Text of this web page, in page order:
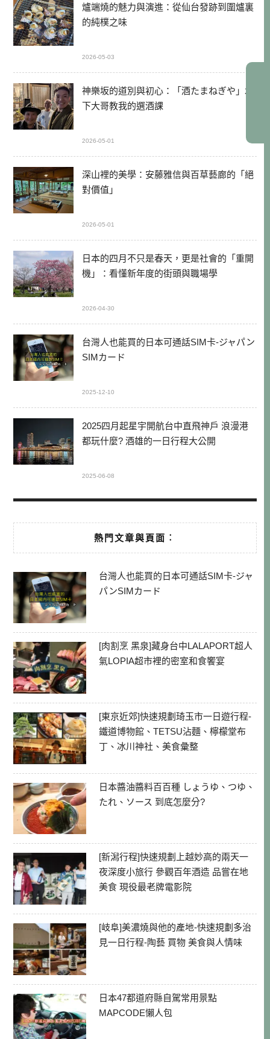
爐端燒的魅力與演進：從仙台發跡到圍爐裏
的純樸之味
2026-05-03
神樂坂的道別與初心：「酒たまねぎや」木
下大哥教我的選酒課
2026-05-01
深山裡的美學：安藤雅信與百草藝廊的「絕
對價值」
2026-05-01
日本的四月不只是春天，更是社會的「重開
機」：看懂新年度的街頭與職場學
2026-04-30
台灣人也能買的日本可通話SIM卡-ジャパン
SIMカード
2025-12-10
2025四月起星宇開航台中直飛神戶 浪漫港
都玩什麼? 酒雄的一日行程大公開
2025-06-08
熱門文章與頁面︰
台灣人也能買的日本可通話SIM卡-ジャ
パンSIMカード
[肉割烹 黑泉]藏身台中LALAPORT超人
氣LOPIA超市裡的密室和食饗宴
[東京近郊]快速規劃琦玉市一日遊行程-
鐵道博物館、TETSU沾麵、檸檬堂布
丁、冰川神社、美食彙整
日本醬油醬料百百種 しょうゆ、つゆ、
たれ、ソース 到底怎麼分?
[新潟行程]快速規劃上越妙高的兩天一
夜深度小旅行 參觀百年酒造 品嘗在地
美食 現役最老牌電影院
[岐阜]美濃燒與他的產地-快速規劃多治
見一日行程-陶藝 買物 美食與人情味
日本47都道府縣自駕常用景點
MAPCODE懶人包